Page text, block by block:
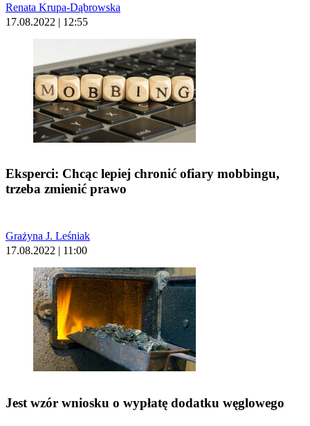
Renata Krupa-Dąbrowska
17.08.2022 | 12:55
Eksperci: Chcąc lepiej chronić ofiary mobbingu,
trzeba zmienić prawo
Grażyna J. Leśniak
17.08.2022 | 11:00
Jest wzór wniosku o wypłatę dodatku węglowego